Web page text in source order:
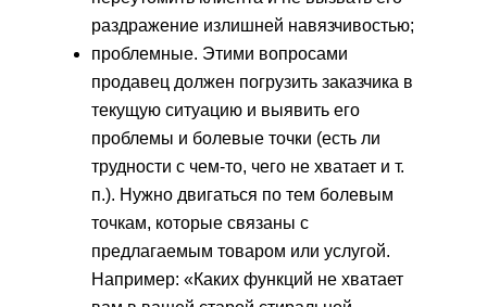
раздражение излишней навязчивостью;
проблемные. Этими вопросами
продавец должен погрузить заказчика в
текущую ситуацию и выявить его
проблемы и болевые точки (есть ли
трудности с чем-то, чего не хватает и т.
п.). Нужно двигаться по тем болевым
точкам, которые связаны с
предлагаемым товаром или услугой.
Например: «Каких функций не хватает